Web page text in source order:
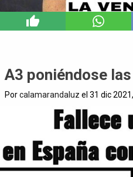
A3 poniéndose
Porcalamarandaluz el 31 dic